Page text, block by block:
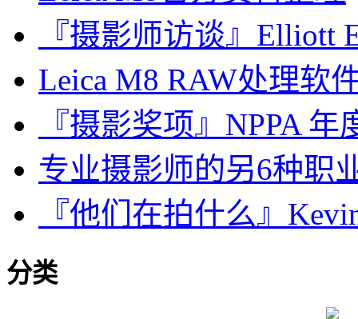
『摄影师访谈』Elliott
Leica M8 RAW处理软
『摄影奖项』NPPA
专业摄影师的另6种职
『他们在拍什么』
分类